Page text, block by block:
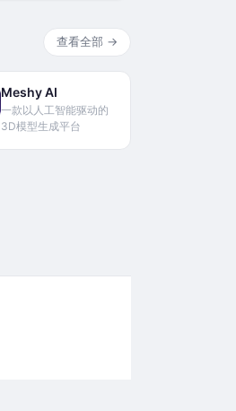
查看全部 →
Meshy AI
一款以人工智能驱动的
3D模型生成平台